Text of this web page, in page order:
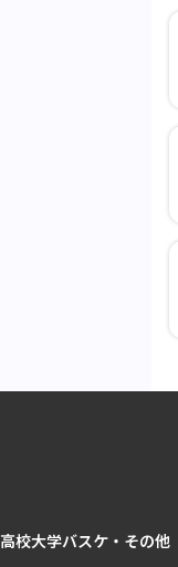
高校大学バスケ・その他